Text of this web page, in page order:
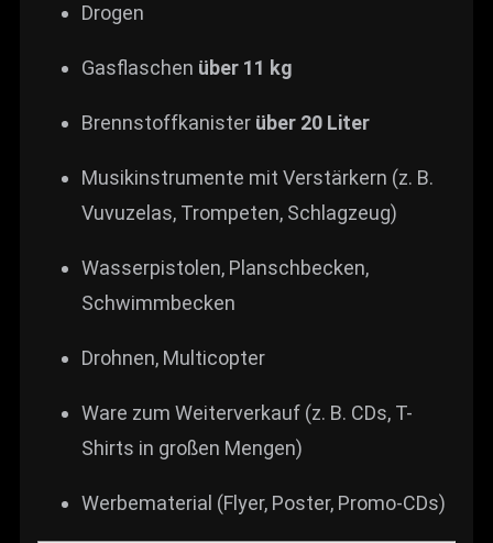
Drogen
Gasflaschen über 11 kg
Brennstoffkanister über 20 Liter
Musikinstrumente mit Verstärkern (z. B.
Vuvuzelas, Trompeten, Schlagzeug)
Wasserpistolen, Planschbecken,
Schwimmbecken
Drohnen, Multicopter
Ware zum Weiterverkauf (z. B. CDs, T-
Shirts in großen Mengen)
Werbematerial (Flyer, Poster, Promo-CDs)